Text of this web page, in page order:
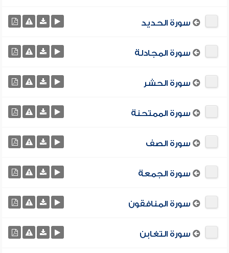
سورة الحديد
سورة المجادلة
سورة الحشر
سورة الممتحنة
سورة الصف
سورة الجمعة
سورة المنافقون
سورة التغابن